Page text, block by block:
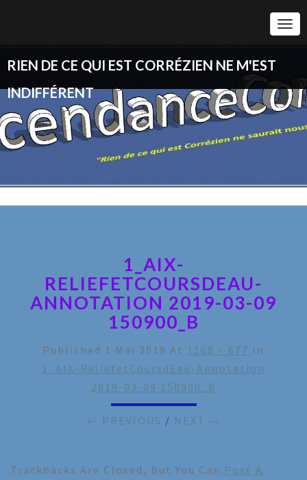
RIEN DE CE QUI EST CORRÉZIEN NE M'EST
INDIFFÉRENT
1_AIX-
RELIEFETCOURSDEAU-
ANNOTATION 2019-03-09
150900_B
Published 1 Mai 2019 At 1168 × 677 In
1_AIX-ReliefetCoursdEau-Annotation
2019-03-09 150900_B
← PREVIOUS / NEXT →
Trackbacks Are Closed, But You Can Post A